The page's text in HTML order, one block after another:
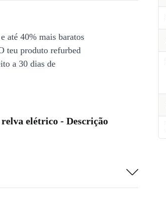
até 40% mais baratos
teu produto refurbed
a 30 dias de
elétrico - Descrição